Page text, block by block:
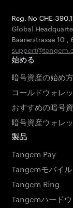
Reg. No CHE-
Global
Baarerstrasse 10 ,
始める
暗号資産の始め方
コールドウォレ
おすすめの暗号
暗号資産ウォレ
製品
Tangem Pay
Tangemモバイル
Tangem Ring
Tangemハード